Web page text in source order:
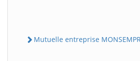
Mutuelle entreprise